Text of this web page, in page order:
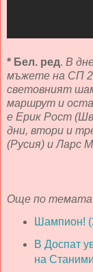
* Бел. ред. В
мъжете на СП
световният
маршрут и
е Ерик Рост
дни, втори и
(Русия) и Ларс
Още по
Шампион!
В Доспат
на